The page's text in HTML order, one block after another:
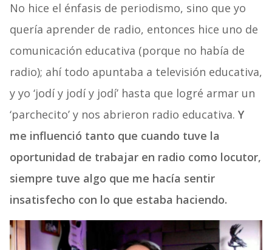
No hice el énfasis de periodismo, sino que yo
quería aprender de radio, entonces hice uno de
comunicación educativa (porque no había de
radio); ahí todo apuntaba a televisión educativa,
y yo ‘jodí y jodí y jodí’ hasta que logré armar un
‘parchecito’ y nos abrieron radio educativa. Y
me influenció tanto que cuando tuve la
oportunidad de trabajar en radio como locutor,
siempre tuve algo que me hacía sentir
insatisfecho con lo que estaba haciendo.